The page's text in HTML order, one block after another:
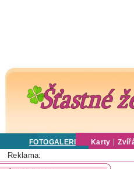
FOTOGALERIE Karty
Reklama: